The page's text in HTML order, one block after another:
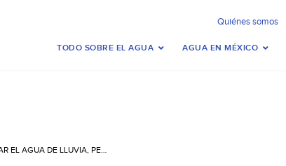
Quiénes somos
TODO SOBRE EL AGUA AGUA EN MÉXICO
APROVECHAR EL AGUA DE LLUVIA, PERMITIRÍA DOTAR A 15 MILLONES DE MEXICANOS (NOTIMUNDO)